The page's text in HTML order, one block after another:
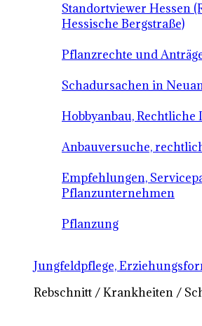
Standortviewer Hessen
Hessische Bergstraße)
Pflanzrechte und
Schadursachen in
Hobbyanbau, Rechtliche
Anbauversuche,
Empfehlungen,
Pflanzunternehmen
Pflanzung
Jungfeldpflege,
Rebschnitt / Krankheiten /